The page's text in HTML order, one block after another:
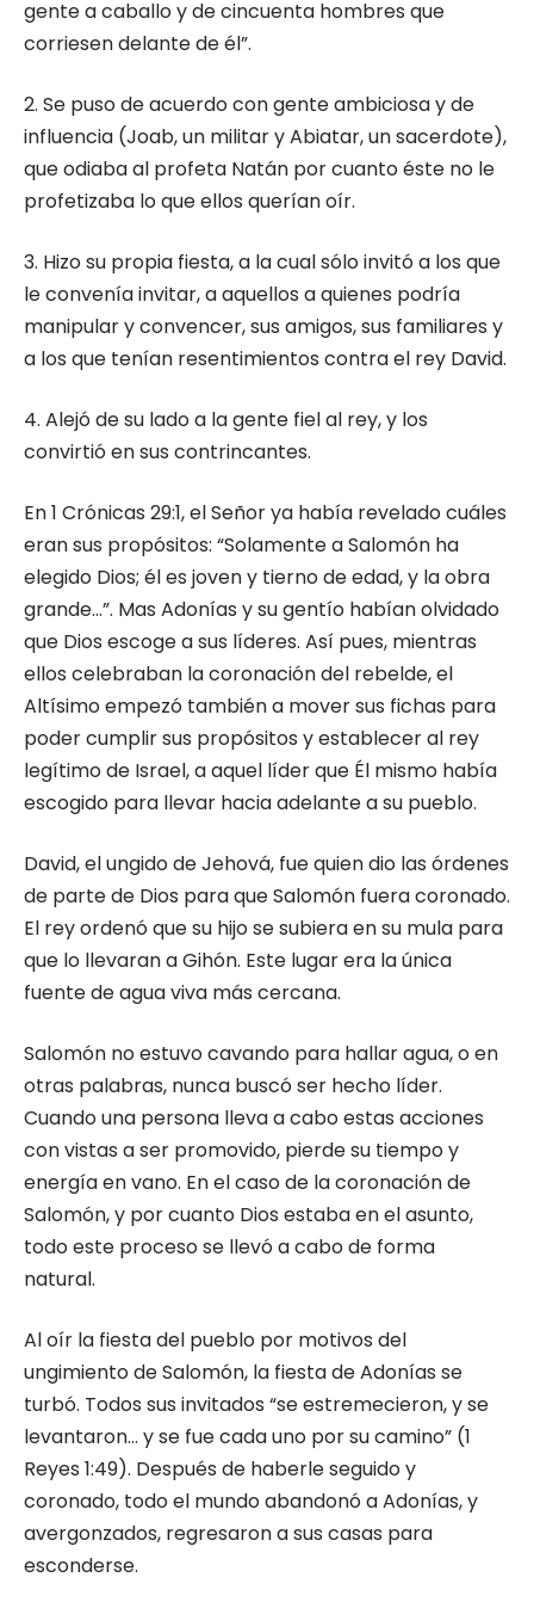
gente a caballo y de cincuenta hombres que
corriesen delante de él”.
2. Se puso de acuerdo con gente ambiciosa y de
influencia (Joab, un militar y Abiatar, un sacerdote),
que odiaba al profeta Natán por cuanto éste no le
profetizaba lo que ellos querían oír.
3. Hizo su propia fiesta, a la cual sólo invitó a los que
le convenía invitar, a aquellos a quienes podría
manipular y convencer, sus amigos, sus familiares y
a los que tenían resentimientos contra el rey David.
4. Alejó de su lado a la gente fiel al rey, y los
convirtió en sus contrincantes.
En 1 Crónicas 29:1, el Señor ya había revelado cuáles
eran sus propósitos: “Solamente a Salomón ha
elegido Dios; él es joven y tierno de edad, y la obra
grande…”. Mas Adonías y su gentío habían olvidado
que Dios escoge a sus líderes. Así pues, mientras
ellos celebraban la coronación del rebelde, el
Altísimo empezó también a mover sus fichas para
poder cumplir sus propósitos y establecer al rey
legítimo de Israel, a aquel líder que Él mismo había
escogido para llevar hacia adelante a su pueblo.
David, el ungido de Jehová, fue quien dio las órdenes
de parte de Dios para que Salomón fuera coronado.
El rey ordenó que su hijo se subiera en su mula para
que lo llevaran a Gihón. Este lugar era la única
fuente de agua viva más cercana.
Salomón no estuvo cavando para hallar agua, o en
otras palabras, nunca buscó ser hecho líder.
Cuando una persona lleva a cabo estas acciones
con vistas a ser promovido, pierde su tiempo y
energía en vano. En el caso de la coronación de
Salomón, y por cuanto Dios estaba en el asunto,
todo este proceso se llevó a cabo de forma
natural.
Al oír la fiesta del pueblo por motivos del
ungimiento de Salomón, la fiesta de Adonías se
turbó. Todos sus invitados “se estremecieron, y se
levantaron… y se fue cada uno por su camino” (1
Reyes 1:49). Después de haberle seguido y
coronado, todo el mundo abandonó a Adonías, y
avergonzados, regresaron a sus casas para
esconderse.